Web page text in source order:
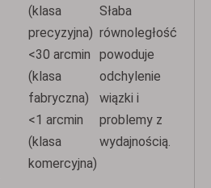
(klasa
precyzyjna)
<30 arcmin
(klasa
fabryczna)
<1 arcmin
(klasa
komercyjna)
Słaba
równoległość
powoduje
odchylenie
wiązki i
problemy z
wydajnością.